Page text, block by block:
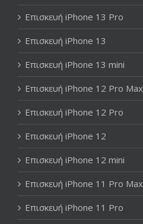
Επισκευή iPhone 13 Pro
Επισκευή iPhone 13
Επισκευή iPhone 13 mini
Επισκευή iPhone 12 Pro Max
Επισκευή iPhone 12 Pro
Επισκευή iPhone 12
Επισκευή iPhone 12 mini
Επισκευή iPhone 11 Pro Max
Επισκευή iPhone 11 Pro